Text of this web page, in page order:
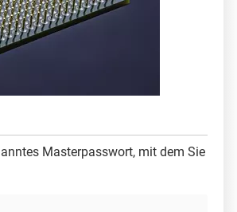
Masterpasswort, mit dem Sie